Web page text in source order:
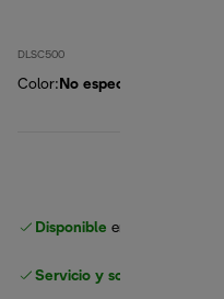
DLSC500
Color: No especificado
Disponible en nuestros
Servicio y soporte sin